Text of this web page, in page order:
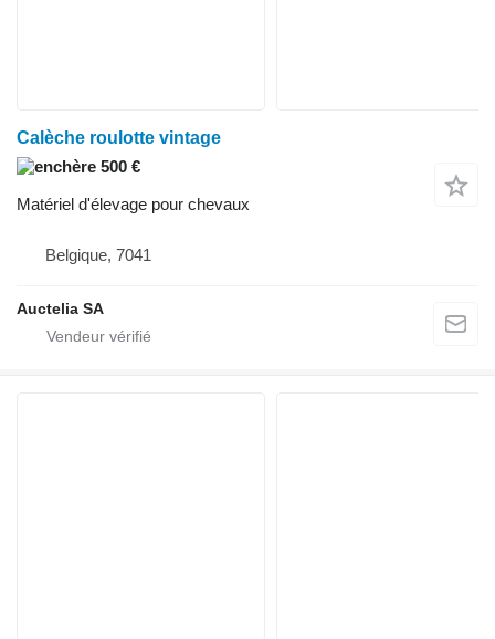
Calèche roulotte vintage
500 €
Matériel d'élevage pour chevaux
Belgique, 7041
Auctelia SA